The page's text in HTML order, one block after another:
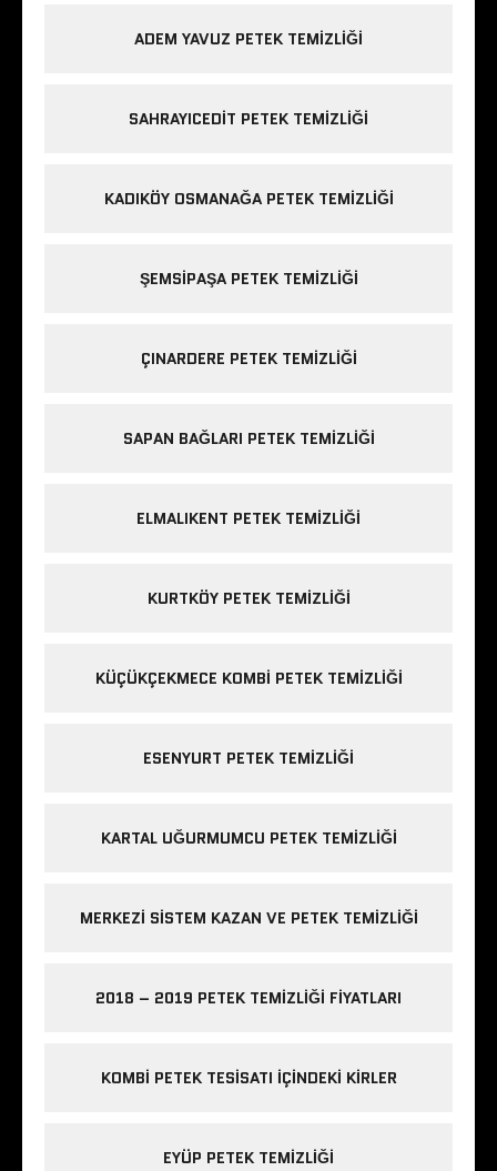
ADEM YAVUZ PETEK TEMIZLIĞI
SAHRAYICEDIT PETEK TEMIZLIĞI
KADIKÖY OSMANAĞA PETEK TEMIZLIĞI
ŞEMSIPAŞA PETEK TEMIZLIĞI
ÇINARDERE PETEK TEMIZLIĞI
SAPAN BAĞLARI PETEK TEMIZLIĞI
ELMALIKENT PETEK TEMIZLIĞI
KURTKÖY PETEK TEMIZLIĞI
KÜÇÜKÇEKMECE KOMBI PETEK TEMIZLIĞI
ESENYURT PETEK TEMIZLIĞI
KARTAL UĞURMUMCU PETEK TEMIZLIĞI
MERKEZI SISTEM KAZAN VE PETEK TEMIZLIĞI
2018 – 2019 PETEK TEMIZLIĞI FIYATLARI
KOMBI PETEK TESISATI IÇINDEKI KIRLER
EYÜP PETEK TEMIZLIĞI